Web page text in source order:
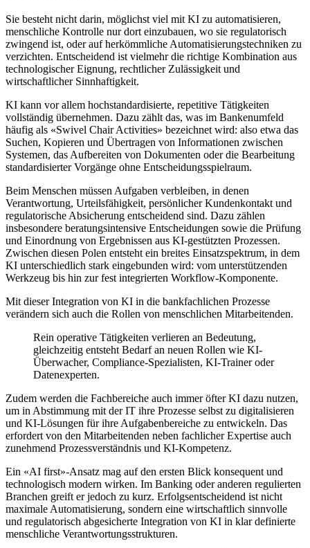
Sie besteht nicht darin, möglichst viel mit KI zu automatisieren,
menschliche Kontrolle nur dort einzubauen, wo sie regulatorisch
zwingend ist, oder auf herkömmliche Automatisierungstechniken zu
verzichten. Entscheidend ist vielmehr die richtige Kombination aus
technologischer Eignung, rechtlicher Zulässigkeit und
wirtschaftlicher Sinnhaftigkeit.
KI kann vor allem hochstandardisierte, repetitive Tätigkeiten
vollständig übernehmen. Dazu zählt das, was im Bankenumfeld
häufig als «Swivel Chair Activities» bezeichnet wird: also etwa das
Suchen, Kopieren und Übertragen von Informationen zwischen
Systemen, das Aufbereiten von Dokumenten oder die Bearbeitung
standardisierter Vorgänge ohne Entscheidungsspielraum.
Beim Menschen müssen Aufgaben verbleiben, in denen
Verantwortung, Urteilsfähigkeit, persönlicher Kundenkontakt und
regulatorische Absicherung entscheidend sind. Dazu zählen
insbesondere beratungsintensive Entscheidungen sowie die Prüfung
und Einordnung von Ergebnissen aus KI-gestützten Prozessen.
Zwischen diesen Polen entsteht ein breites Einsatzspektrum, in dem
KI unterschiedlich stark eingebunden wird: vom unterstützenden
Werkzeug bis hin zur fest integrierten Workflow-Komponente.
Mit dieser Integration von KI in die bankfachlichen Prozesse
verändern sich auch die Rollen von menschlichen Mitarbeitenden.
Rein operative Tätigkeiten verlieren an Bedeutung,
gleichzeitig entsteht Bedarf an neuen Rollen wie KI-
Überwacher, Compliance-Spezialisten, KI-Trainer oder
Datenexperten.
Zudem werden die Fachbereiche auch immer öfter KI dazu nutzen,
um in Abstimmung mit der IT ihre Prozesse selbst zu digitalisieren
und KI-Lösungen für ihre Aufgabenbereiche zu entwickeln. Das
erfordert von den Mitarbeitenden neben fachlicher Expertise auch
zunehmend Prozessverständnis und KI-Kompetenz.
Ein «AI first»-Ansatz mag auf den ersten Blick konsequent und
technologisch modern wirken. Im Banking oder anderen regulierten
Branchen greift er jedoch zu kurz. Erfolgsentscheidend ist nicht
maximale Automatisierung, sondern eine wirtschaftlich sinnvolle
und regulatorisch abgesicherte Integration von KI in klar definierte
menschliche Verantwortungsstrukturen.